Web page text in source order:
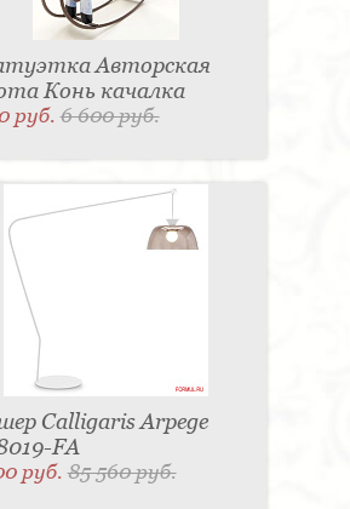
Авторская
Конь качалка
руб.6 600 руб.
Calligaris Arpege
FA
руб.85 560 руб.